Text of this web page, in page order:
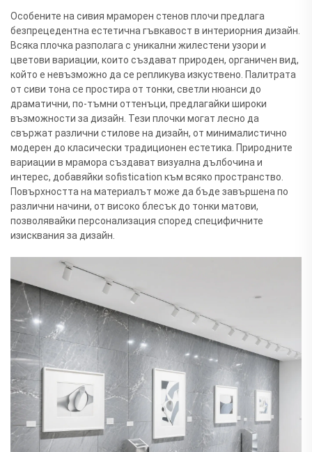
Особените на сивия мраморен стенов плочи предлага
безпрецедентна естетична гъвкавост в интериорния дизайн.
Всяка плочка разполага с уникални жилестени узори и
цветови вариации, които създават природен, органичен вид,
който е невъзможно да се репликува изкуствено. Палитрата
от сиви тона се простира от тонки, светли нюанси до
драматични, по-тъмни оттенъци, предлагайки широки
възможности за дизайн. Тези плочки могат лесно да
свържат различни стилове на дизайн, от минималистично
модерен до класически традиционен естетика. Природните
вариации в мрамора създават визуална дълбочина и
интерес, добавяйки sofistication към всяко пространство.
Повърхността на материалът може да бъде завършена по
различни начини, от високо блесък до тонки матови,
позволявайки персонализация според специфичните
изисквания за дизайн.